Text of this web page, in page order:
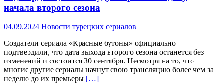
начала второго сезона
04.09.2024 Новости турецких сериалов
Создатели сериала «Красные бутоны» официально
подтвердили, что дата выхода второго сезона останется без
изменений и состоится 30 сентября. Несмотря на то, что
многие другие сериалы начнут свою трансляцию более чем за
неделю до их премьеры […]